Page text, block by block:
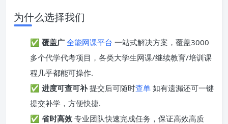
为什么选择我们
✅ 覆盖广 全能网课平台 一站式解决方案，覆盖3000
多个代学代考项目，各类大学生网课/继续教育/培训课
程几乎都能可操作.
✅ 进度可查可补提交后可随时查单 如有遗漏还可一键
提交补学，方便快捷.
✅ 省时高效 专业团队快速完成任务，保证高效高质